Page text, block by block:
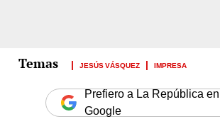
JESÚS VÁSQUEZ IMPRESA
Prefiero a La República en
Google